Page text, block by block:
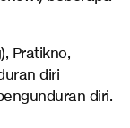
Pratikno,
diri
diri.